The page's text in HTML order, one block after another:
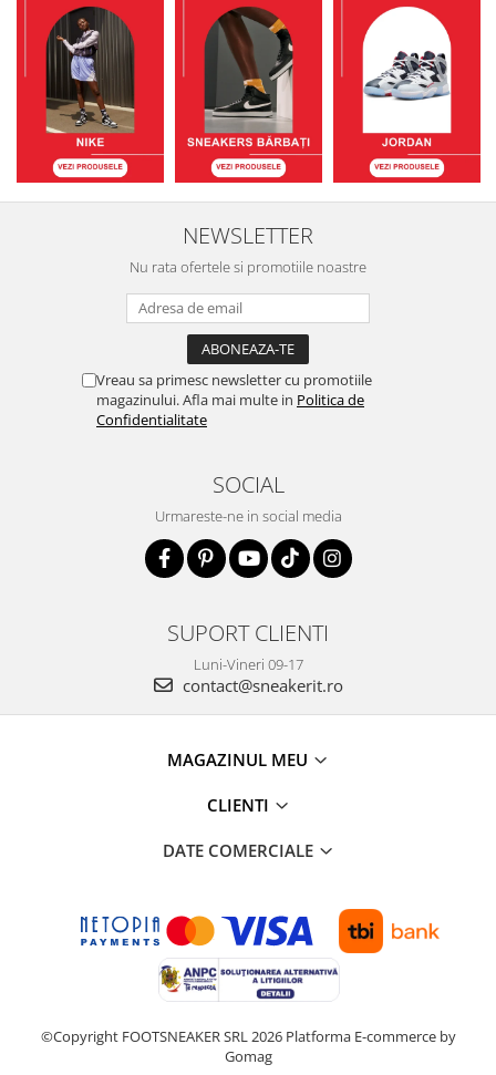
NEWSLETTER
Nu rata ofertele si promotiile noastre
Vreau sa primesc newsletter cu promotiile
magazinului. Afla mai multe in Politica de
Confidentialitate
SOCIAL
Urmareste-ne in social media
SUPORT CLIENTI
Luni-Vineri 09-17
contact@sneakerit.ro
MAGAZINUL MEU
CLIENTI
DATE COMERCIALE
©Copyright FOOTSNEAKER SRL 2026 Platforma E-commerce by
Gomag